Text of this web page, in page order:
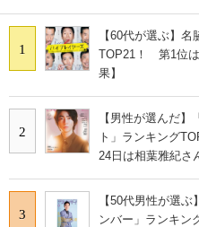
1
【60代が選ぶ】
TOP21！ 第1位は
果】
2
【男性が選んだ
ト」ランキング
24日は相葉雅紀さ
3
【50代男性が選
ンバー」ランキ